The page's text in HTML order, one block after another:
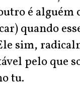
é alguém
quando
sim,
pelo que
tu.